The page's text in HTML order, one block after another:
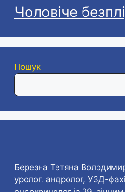
Чоловіче
Пошук
Березна Тетяна
уролог, андролог, УЗД-